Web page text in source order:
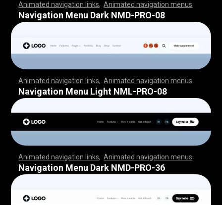
Animated navigation links ,Animated navigation menus
,,,,,,,,,,,,,,,,,,,,,,,,,,,, ,,,,,,,,,,,,,,,,,,,,,,,,,,,,,,,
,,,,,,,,,,,,,,,,,,,,,,,,,,,, ,,,,,,,,,,,,,,,,,,,,,,,,,,,,,,,
,,,,,,,,,,,,,,,,
Navigation Menu Dark NMD-PRO-08
Animated navigation links ,Animated navigation menus
,,,,,,,,,,,,,,,,,,,,,,,,,,,, ,,,,,,,,,,,,,,,,,,,,,,,,,,,,,,,
,,,,,,,,,,,,,,,,,,,,,,,,,,,, ,,,,,,,,,,,,,,,,,,,,,,,,,,,,,,,
,,,,,,,,,,,,,,,,
Navigation Menu Light NML-PRO-08
Animated navigation links ,Animated navigation menus
,,,,,,,,,,,,,,,,,,,,,,,,,,,, ,,,,,,,,,,,,,,,,,,,,,,,,,,,,,,,
,,,,,,,,,,,,,,,,,,,,,,,,,,,, ,,,,,,,,,,,,,,,,,,,,,,,,,,,,,,,
,,,,,,,,,,,,,,,,
Navigation Menu Dark NMD-PRO-36